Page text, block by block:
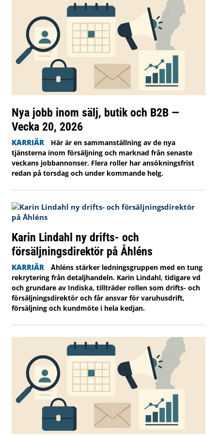
Nya jobb inom sälj, butik och B2B —
Vecka 20, 2026
KARRIÄR
Här är en sammanställning av de nya
tjänsterna inom försäljning och marknad från senaste
veckans jobbannonser. Flera roller har ansökningsfrist
redan på torsdag och under kommande helg.
Karin Lindahl ny drifts- och
försäljningsdirektör på Åhléns
KARRIÄR
Åhléns stärker ledningsgruppen med en tung
rekrytering från detaljhandeln. Karin Lindahl, tidigare vd
och grundare av Indiska, tillträder rollen som drifts- och
försäljningsdirektör och får ansvar för varuhusdrift,
försäljning och kundmöte i hela kedjan.